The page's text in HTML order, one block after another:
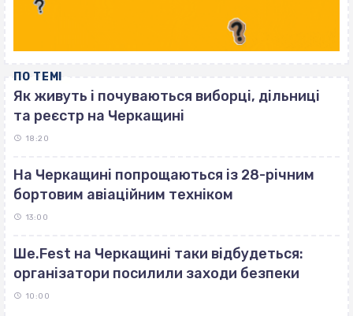
ПО ТЕМІ
Як живуть і почуваються виборці, дільниці
та реєстр на Черкащині
18:20
На Черкащині попрощаються із 28-річним
бортовим авіаційним техніком
13:00
Ше.Fest на Черкащині таки відбудеться:
організатори посилили заходи безпеки
10:00